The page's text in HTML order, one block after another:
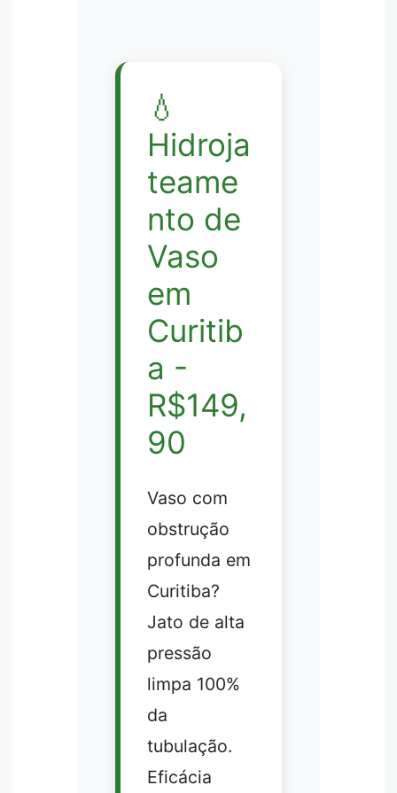
💧
Hidroja
teame
nto de
Vaso
em
Curitib
a -
R$149,
90
Vaso com
obstrução
profunda em
Curitiba?
Jato de alta
pressão
limpa 100%
da
tubulação.
Eficácia